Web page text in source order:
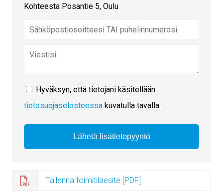
Kohteesta Posantie 5, Oulu
Hyväksyn, että tietojani käsitellään
tietosuojaselosteessa kuvatulla tavalla.
Tallenna toimitilaesite [PDF]